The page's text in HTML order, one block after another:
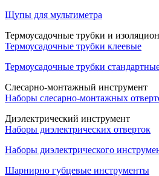
Щупы для мультиметра
Термоусадочные трубки и
Термоусадочные трубки клеевые
Термоусадочные трубки
Слесарно-монтажный инструмент
Наборы слесарно-монтажных
Диэлектрический инструмент
Наборы диэлектрических отверток
Наборы диэлектрического
Шарнирно губцевые инструменты